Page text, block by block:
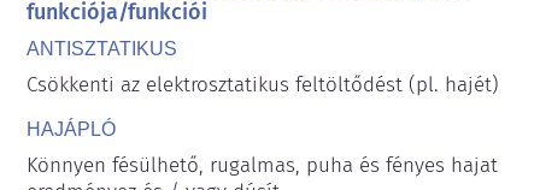
funkciója/funkciói
ANTISZTATIKUS
Csökkenti az elektrosztatikus feltöltődést (pl. hajét)
HAJÁPLÓ
Könnyen fésülhető, rugalmas, puha és fényes hajat